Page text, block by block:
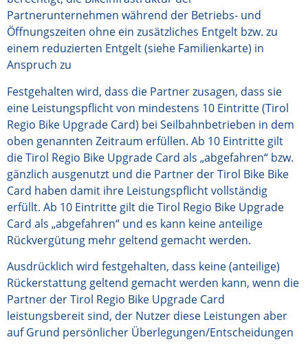
Partnerunternehmen während der Betriebs- und
Öffnungszeiten ohne ein zusätzliches Entgelt bzw. zu
einem reduzierten Entgelt (siehe Familienkarte) in
Anspruch zu
Festgehalten wird, dass die Partner zusagen, dass sie
eine Leistungspflicht von mindestens 10 Eintritte (Tirol
Regio Bike Upgrade Card) bei Seilbahnbetrieben in dem
oben genannten Zeitraum erfüllen. Ab 10 Eintritte gilt
die Tirol Regio Bike Upgrade Card als „abgefahren“ bzw.
gänzlich ausgenutzt und die Partner der Tirol Bike Bike
Card haben damit ihre Leistungspflicht vollständig
erfüllt. Ab 10 Eintritte gilt die Tirol Regio Bike Upgrade
Card als „abgefahren“ und es kann keine anteilige
Rückvergütung mehr geltend gemacht werden.
Ausdrücklich wird festgehalten, dass keine (anteilige)
Rückerstattung geltend gemacht werden kann, wenn die
Partner der Tirol Regio Bike Upgrade Card
leistungsbereit sind, der Nutzer diese Leistungen aber
auf Grund persönlicher Überlegungen/Entscheidungen